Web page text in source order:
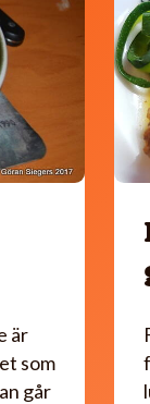
är
som
går